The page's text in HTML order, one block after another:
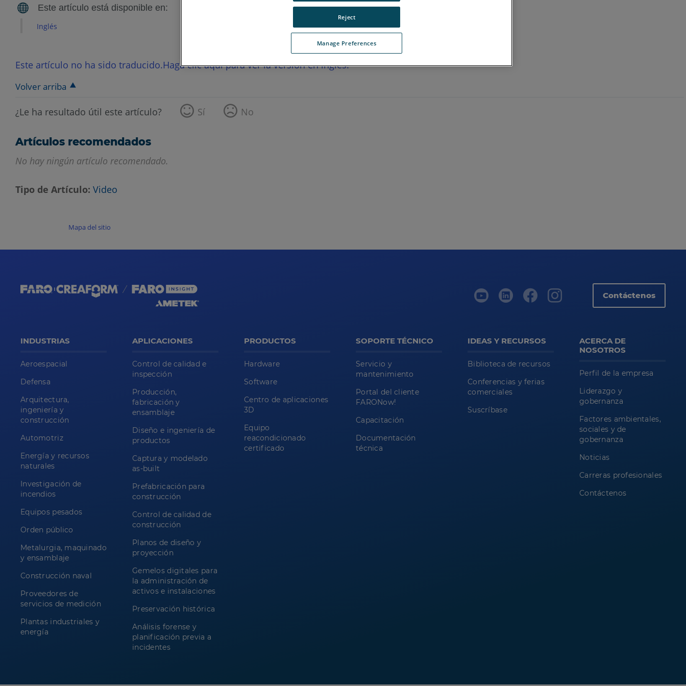
Inglés
Este artículo no ha sido traducido.Haga clic aquí para ver la versión en inglés.
Volver arriba
¿Le ha resultado útil este artículo? Sí No
Artículos recomendados
No hay ningún artículo recomendado.
Tipo de Artículo Video
Mapa del sitio
Contáctenos
INDUSTRIAS
Aeroespacial
Defensa
Arquitectura,
ingeniería y
construcción
Automotriz
Energía y recursos
naturales
Investigación de
incendios
Equipos pesados
Orden público
Metalurgia, maquinado
y ensamblaje
Construcción naval
Proveedores de
servicios de medición
Plantas industriales y
energía
APLICACIONES
Control de calidad e
inspección
Producción,
fabricación y
ensamblaje
Diseño e ingeniería de
productos
Captura y modelado
as-built
Prefabricación para
construcción
Control de calidad de
construcción
Planos de diseño y
proyección
Gemelos digitales para
la administración de
activos e instalaciones
Preservación histórica
Análisis forense y
planificación previa a
incidentes
PRODUCTOS
Hardware
Software
Centro de aplicaciones
3D
Equipo
reacondicionado
certificado
SOPORTE TÉCNICO
Servicio y
mantenimiento
Portal del cliente
FARONow!
Capacitación
Documentación
técnica
IDEAS Y RECURSOS
Biblioteca de recursos
Conferencias y ferias
comerciales
Suscríbase
ACERCA DE
NOSOTROS
Perfil de la empresa
Liderazgo y
gobernanza
Factores ambientales,
sociales y de
gobernanza
Noticias
Carreras profesionales
Contáctenos
Manage Preferences
Reject